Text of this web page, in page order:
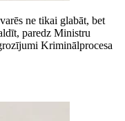
ne tikai glabāt, bet
paredz Ministru
Kriminālprocesa